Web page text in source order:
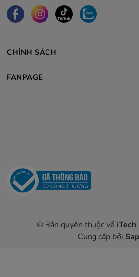
CHÍNH SÁCH
FANPAGE
© Bản quyền thuộc về
Cung cấp bởi